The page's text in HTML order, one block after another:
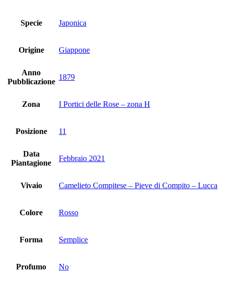
Specie Japonica
Origine Giappone
Anno
Pubblicazione
1879
Zona I Portici delle Rose – zona H
Posizione 11
Data
Piantagione
Febbraio 2021
Vivaio Camelieto Compitese – Pieve di Compito – Lucca
Colore Rosso
Forma Semplice
Profumo No